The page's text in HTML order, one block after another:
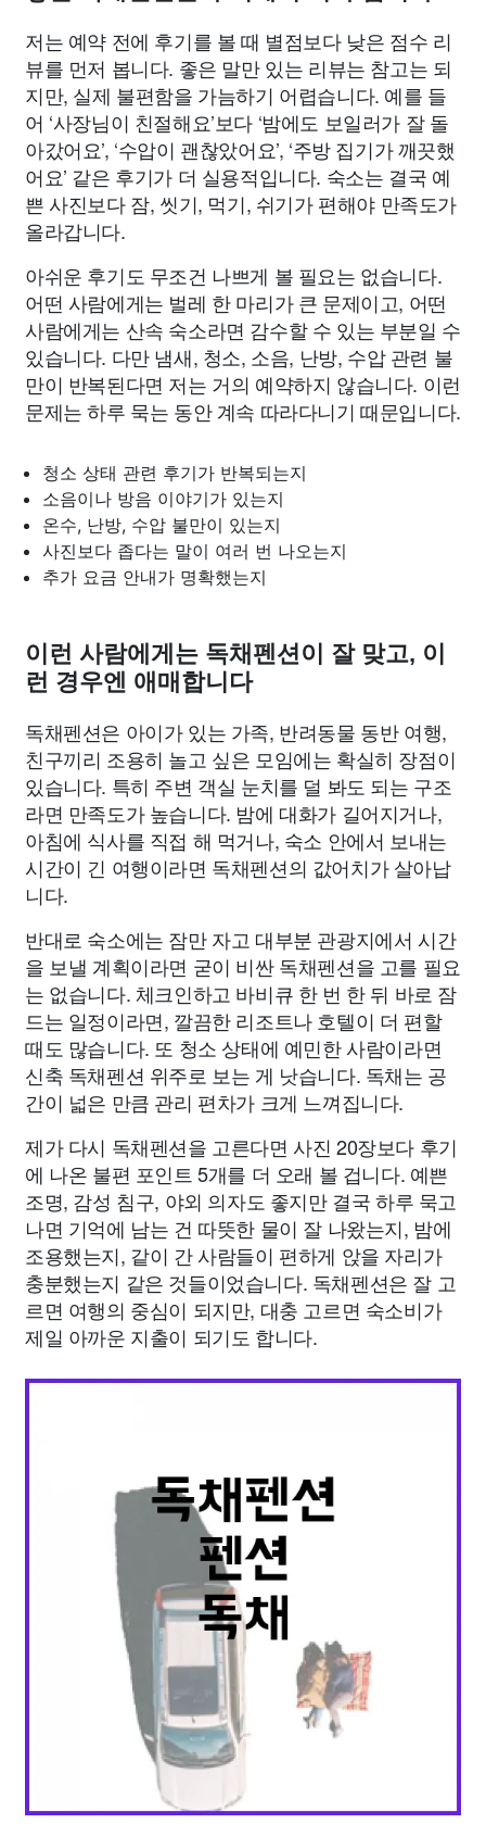
저는 예약 전에 후기를 볼 때 별점보다 낮은 점수 리
뷰를 먼저 봅니다. 좋은 말만 있는 리뷰는 참고는 되
지만, 실제 불편함을 가늠하기 어렵습니다. 예를 들
어 ‘사장님이 친절해요’보다 ‘밤에도 보일러가 잘 돌
아갔어요’, ‘수압이 괜찮았어요’, ‘주방 집기가 깨끗했
어요’ 같은 후기가 더 실용적입니다. 숙소는 결국 예
쁜 사진보다 잠, 씻기, 먹기, 쉬기가 편해야 만족도가
올라갑니다.
아쉬운 후기도 무조건 나쁘게 볼 필요는 없습니다.
어떤 사람에게는 벌레 한 마리가 큰 문제이고, 어떤
사람에게는 산속 숙소라면 감수할 수 있는 부분일 수
있습니다. 다만 냄새, 청소, 소음, 난방, 수압 관련 불
만이 반복된다면 저는 거의 예약하지 않습니다. 이런
문제는 하루 묵는 동안 계속 따라다니기 때문입니다.
청소 상태 관련 후기가 반복되는지
소음이나 방음 이야기가 있는지
온수, 난방, 수압 불만이 있는지
사진보다 좁다는 말이 여러 번 나오는지
추가 요금 안내가 명확했는지
이런 사람에게는 독채펜션이 잘 맞고, 이
런 경우엔 애매합니다
독채펜션은 아이가 있는 가족, 반려동물 동반 여행,
친구끼리 조용히 놀고 싶은 모임에는 확실히 장점이
있습니다. 특히 주변 객실 눈치를 덜 봐도 되는 구조
라면 만족도가 높습니다. 밤에 대화가 길어지거나,
아침에 식사를 직접 해 먹거나, 숙소 안에서 보내는
시간이 긴 여행이라면 독채펜션의 값어치가 살아납
니다.
반대로 숙소에는 잠만 자고 대부분 관광지에서 시간
을 보낼 계획이라면 굳이 비싼 독채펜션을 고를 필요
는 없습니다. 체크인하고 바비큐 한 번 한 뒤 바로 잠
드는 일정이라면, 깔끔한 리조트나 호텔이 더 편할
때도 많습니다. 또 청소 상태에 예민한 사람이라면
신축 독채펜션 위주로 보는 게 낫습니다. 독채는 공
간이 넓은 만큼 관리 편차가 크게 느껴집니다.
제가 다시 독채펜션을 고른다면 사진 20장보다 후기
에 나온 불편 포인트 5개를 더 오래 볼 겁니다. 예쁜
조명, 감성 침구, 야외 의자도 좋지만 결국 하루 묵고
나면 기억에 남는 건 따뜻한 물이 잘 나왔는지, 밤에
조용했는지, 같이 간 사람들이 편하게 앉을 자리가
충분했는지 같은 것들이었습니다. 독채펜션은 잘 고
르면 여행의 중심이 되지만, 대충 고르면 숙소비가
제일 아까운 지출이 되기도 합니다.